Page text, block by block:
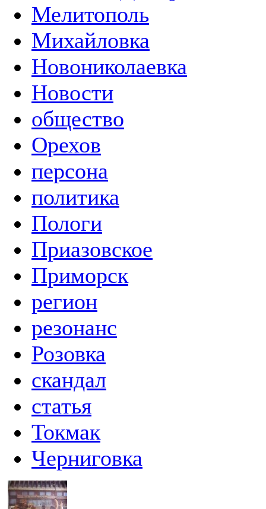
Мелитополь
Михайловка
Новониколаевка
Новости
общество
Орехов
персона
политика
Пологи
Приазовское
Приморск
регион
резонанс
Розовка
скандал
статья
Токмак
Черниговка